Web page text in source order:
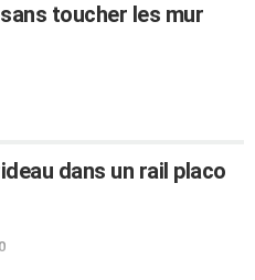
toucher les mur
dans un rail placo